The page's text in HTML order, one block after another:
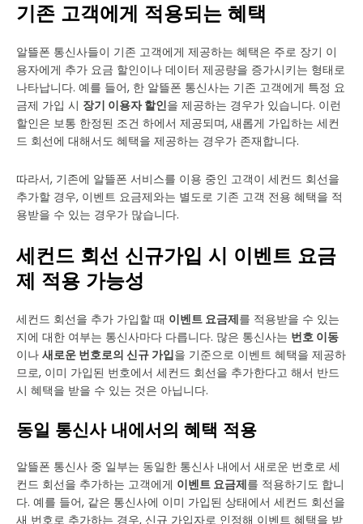
기존 고객에게 적용되는 혜택
알뜰폰 통신사들이 기존 고객에게 제공하는 혜택은 주로 장기 이
용자에게 추가 요금 할인이나 데이터 제공량을 증가시키는 형태로
나타납니다. 예를 들어, 한 알뜰폰 통신사는 기존 고객에게 특정 요
금제 가입 시 장기 이용자 할인을 제공하는 경우가 있습니다. 이런
할인은 보통 한정된 조건 하에서 제공되며, 새롭게 가입하는 세컨
드 회선에 대해서도 혜택을 제공하는 경우가 존재합니다.
따라서, 기존에 알뜰폰 서비스를 이용 중인 고객이 세컨드 회선을
추가할 경우, 이벤트 요금제와는 별도로 기존 고객 전용 혜택을 적
용받을 수 있는 경우가 많습니다.
세컨드 회선 신규가입 시 이벤트 요금
제 적용 가능성
세컨드 회선을 추가 가입할 때 이벤트 요금제를 적용받을 수 있는
지에 대한 여부는 통신사마다 다릅니다. 많은 통신사는 번호 이동
이나 새로운 번호로의 신규 가입을 기준으로 이벤트 혜택을 제공하
므로, 이미 가입된 번호에서 세컨드 회선을 추가한다고 해서 반드
시 혜택을 받을 수 있는 것은 아닙니다.
동일 통신사 내에서의 혜택 적용
알뜰폰 통신사 중 일부는 동일한 통신사 내에서 새로운 번호로 세
컨드 회선을 추가하는 고객에게 이벤트 요금제를 적용하기도 합니
다. 예를 들어, 같은 통신사에 이미 가입된 상태에서 세컨드 회선을
새 번호로 추가하는 경우, 신규 가입자로 인정해 이벤트 혜택을 받